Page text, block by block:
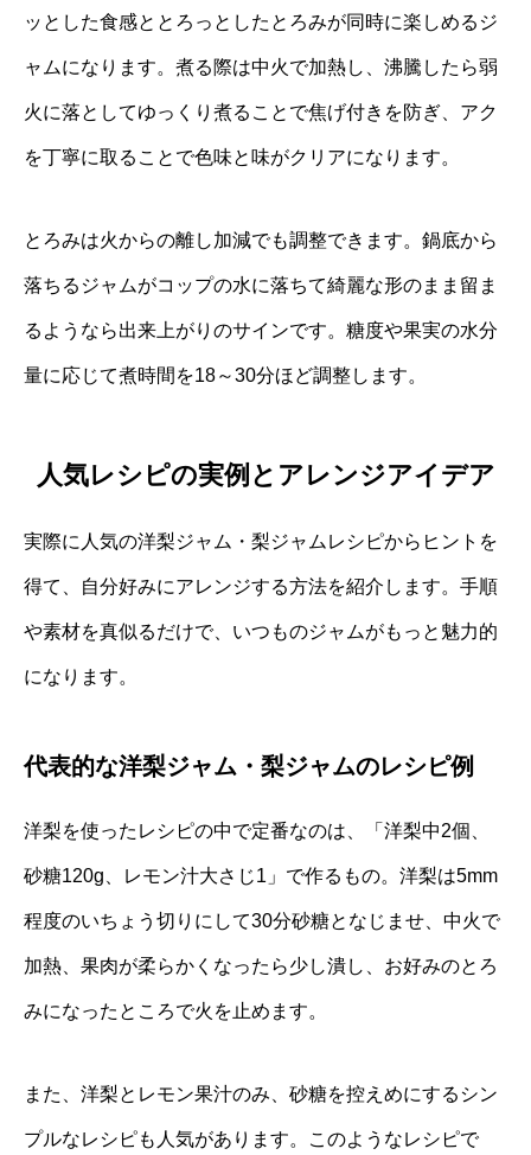
ッとした食感ととろっとしたとろみが同時に楽しめるジ
ャムになります。煮る際は中火で加熱し、沸騰したら弱
火に落としてゆっくり煮ることで焦げ付きを防ぎ、アク
を丁寧に取ることで色味と味がクリアになります。
とろみは火からの離し加減でも調整できます。鍋底から
落ちるジャムがコップの水に落ちて綺麗な形のまま留ま
るようなら出来上がりのサインです。糖度や果実の水分
量に応じて煮時間を18～30分ほど調整します。
人気レシピの実例とアレンジアイデア
実際に人気の洋梨ジャム・梨ジャムレシピからヒントを
得て、自分好みにアレンジする方法を紹介します。手順
や素材を真似るだけで、いつものジャムがもっと魅力的
になります。
代表的な洋梨ジャム・梨ジャムのレシピ例
洋梨を使ったレシピの中で定番なのは、「洋梨中2個、
砂糖120g、レモン汁大さじ1」で作るもの。洋梨は5mm
程度のいちょう切りにして30分砂糖となじませ、中火で
加熱、果肉が柔らかくなったら少し潰し、お好みのとろ
みになったところで火を止めます。
また、洋梨とレモン果汁のみ、砂糖を控えめにするシン
プルなレシピも人気があります。このようなレシピで